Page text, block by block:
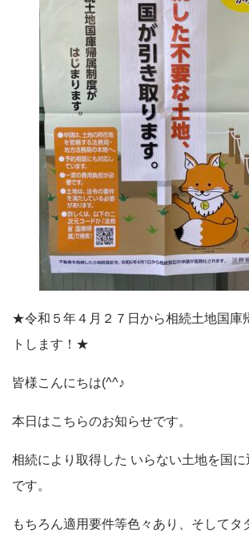
★令和５年４月２７日から相続土地国庫
トします！★
皆様こんにちは(^^♪
本日はこちらのお知らせです。
相続により取得した いらない土地を国に
です。
もちろん適用要件等色々あり、そしてタ